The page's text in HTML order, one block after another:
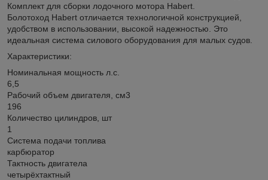
Комплект для сборки лодочного мотора Habert.
Болотоход Habert отличается технологичной конструкцией,
удобством в использовании, высокой надежностью. Это
идеальная система силового оборудования для малых судов.
Характеристики:
Номинальная мощность л.с.
6,5
Рабочий объем двигателя, см3
196
Количество цилиндров, шт
1
Система подачи топлива
карбюратор
Тактность двигатела
четырёхтактный